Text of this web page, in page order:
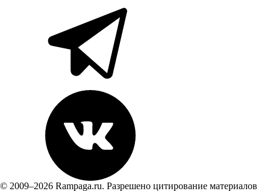
© 2009–2026 Rampaga.ru. Разрешено цитирование материалов